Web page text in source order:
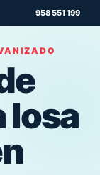
958 551 199
losa